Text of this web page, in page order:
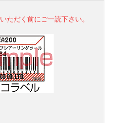
ただく前にご一読下さい。